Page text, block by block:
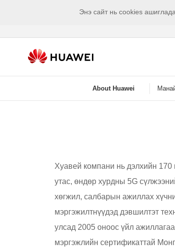
Энэ сайт нь cookies
About Huawei
Хуавей компани нь дэлхийн 170
утас, өндөр хурдны 5G
хөгжил, салбарын ажиллах
мэргэжилтнүүдэд дэвшилтэт
улсад 2005 оноос үйл
мэргэжлийн сертификаттай